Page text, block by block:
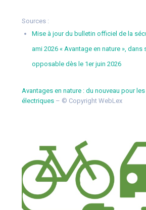
Sources :
Mise à jour du bulletin officiel de la
ami 2026 « Avantage en nature », dans
opposable dès le 1er juin 2026
Avantages en nature : du nouveau pour
électriques – © Copyright WebLex